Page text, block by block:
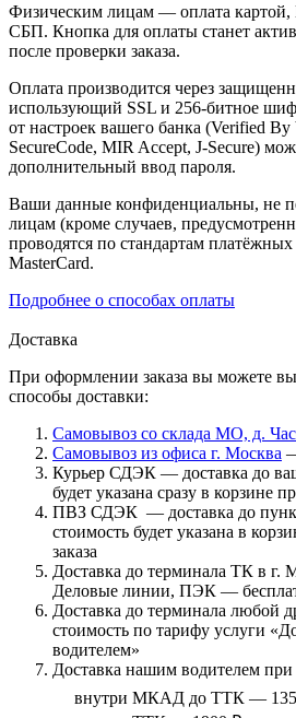
Физическим лицам — оплата
СБП. Кнопка для оплаты станет
после проверки заказа.
Оплата производится через
использующий SSL и 256-битное
от настроек вашего банка (Verified By
SecureCode, MIR Accept, J-Secure)
дополнительный ввод пароля.
Ваши данные конфиденциальны, не
лицам (кроме случаев,
проводятся по стандартам
MasterCard.
Подробнее о способах оплаты
Доставка
При оформлении заказа вы можете
способы доставки:
Самовывоз со склада МО, д.
Самовывоз из офиса г. Москва
Курьер СДЭК — доставка до
будет указана сразу в корзине
ПВЗ СДЭК — доставка до
стоимость будет указана в
заказа
Доставка до терминала ТК в г.
Деловые линии, ПЭК —
Доставка до терминала любой
стоимость по тарифу услуги
водителем»
Доставка нашим водителем при
внутри МКАД до ТТК —